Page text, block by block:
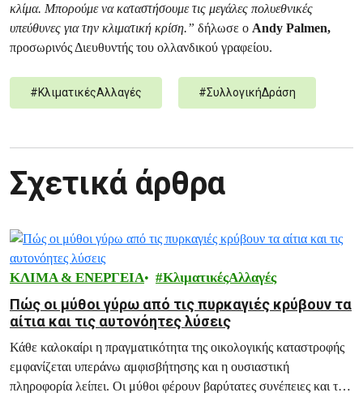
κλίμα. Μπορούμε να καταστήσουμε τις μεγάλες πολυεθνικές
υπεύθυνες για την κλιματική κρίση.” δήλωσε ο Andy Palmen,
προσωρινός Διευθυντής του ολλανδικού γραφείου.
#ΚλιματικέςΑλλαγές #ΣυλλογικήΔράση
Σχετικά άρθρα
ΚΛΙΜΑ & ΕΝΕΡΓΕΙΑ ΚλιματικέςΑλλαγές
Πώς οι μύθοι γύρω από τις πυρκαγιές κρύβουν τα
αίτια και τις αυτονόητες λύσεις
Κάθε καλοκαίρι η πραγματικότητα της οικολογικής καταστροφής
εμφανίζεται υπεράνω αμφισβήτησης και η ουσιαστική
πληροφορία λείπει. Οι μύθοι φέρουν βαρύτατες συνέπειες και το